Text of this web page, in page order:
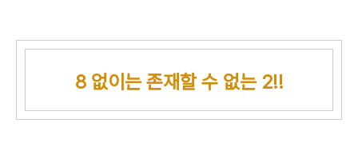
8 없이는 존재할 수 없는 2!!